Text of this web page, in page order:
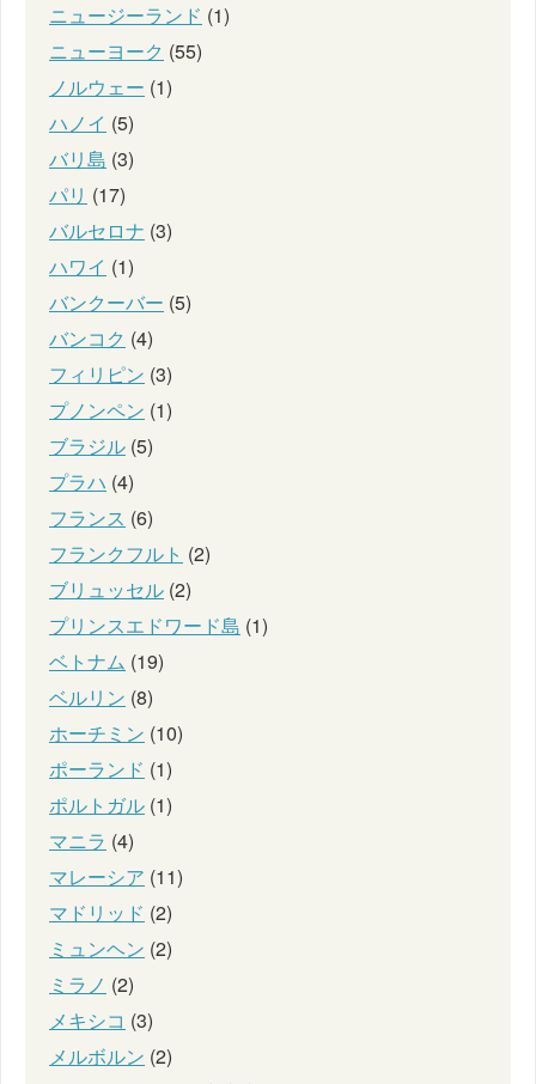
ニュージーランド (1)
ニューヨーク (55)
ノルウェー (1)
ハノイ (5)
バリ島 (3)
パリ (17)
バルセロナ (3)
ハワイ (1)
バンクーバー (5)
バンコク (4)
フィリピン (3)
プノンペン (1)
ブラジル (5)
プラハ (4)
フランス (6)
フランクフルト (2)
ブリュッセル (2)
プリンスエドワード島 (1)
ベトナム (19)
ベルリン (8)
ホーチミン (10)
ポーランド (1)
ポルトガル (1)
マニラ (4)
マレーシア (11)
マドリッド (2)
ミュンヘン (2)
ミラノ (2)
メキシコ (3)
メルボルン (2)